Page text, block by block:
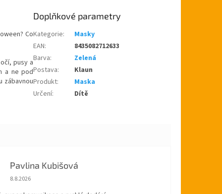
Co
pusy a
a ne pod
zábavnou
Doplňkové parametry
Kategorie:
Masky
EAN:
8435082712633
Barva:
Zelená
Postava:
Klaun
Produkt:
Maska
Určení: Dítě
Pavlina Kubišová
Hodnocení obchodu je 5 z 5 hvězdiček.
8.8.2026